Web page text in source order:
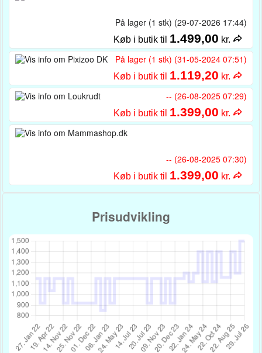
På lager (1 stk) (29-07-2026 17:44)
Køb i butik til 1.499,00 kr.
På lager (1 stk) (31-05-2024 07:51)
Køb i butik til 1.119,20 kr.
-- (26-08-2025 07:29)
Køb i butik til 1.399,00 kr.
-- (26-08-2025 07:30)
Køb i butik til 1.399,00 kr.
Prisudvikling